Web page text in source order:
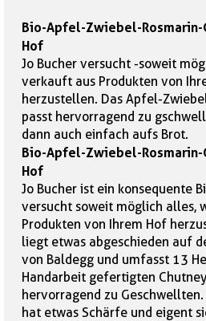
Bio-Apfel-Zwiebel-Rosmarin-
Hof
Jo Bucher versucht -soweit
verkauft aus Produkten von
herzustellen. Das Apfel-
passt hervorragend zu
dann auch einfach aufs Brot.
Bio-Apfel-Zwiebel-Rosmarin-
Hof
Jo Bucher ist ein konsequente
versucht soweit möglich alles,
Produkten von Ihrem Hof
liegt etwas abgeschieden auf
von Baldegg und umfasst 13
Handarbeit gefertigten
hervorragend zu
hat etwas Schärfe und eigent